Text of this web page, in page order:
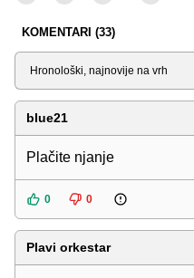
KOMENTARI (33)
Sortiraj
blue21
Plačite njanje
0 0
Plavi orkestar